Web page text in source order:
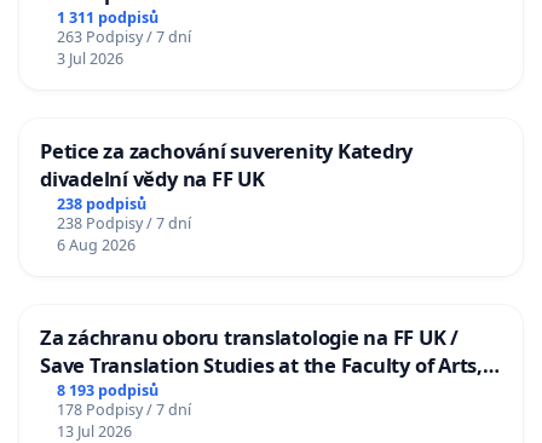
1 311 podpisů
263 Podpisy / 7 dní
3 Jul 2026
Petice za zachování suverenity Katedry
divadelní vědy na FF UK
238 podpisů
238 Podpisy / 7 dní
6 Aug 2026
Za záchranu oboru translatologie na FF UK /
Save Translation Studies at the Faculty of Arts,
Charles University
8 193 podpisů
178 Podpisy / 7 dní
13 Jul 2026